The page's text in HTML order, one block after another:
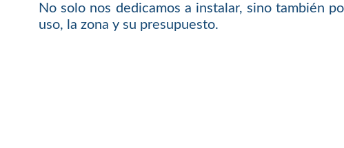
No solo nos dedicamos a instalar, sino también
uso, la zona y su presupuesto.